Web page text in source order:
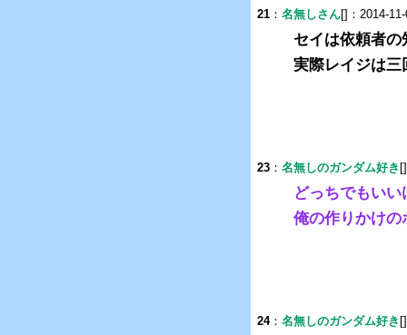
21 ： 名無しさん[]：2014-
セイは依頼者
実際レイジは三
23 ： 名無しのガンダム好き
どっちでもいい
俺の作りかけの
24： 名無しのガンダム好き